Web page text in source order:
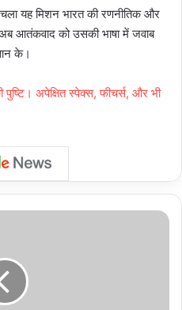
चला यह मिशन भारत की रणनीतिक और
आतंकवाद को उसकी भाषा में जवाब
के।
अपेक्षित स्पेक्स, फीचर्स, और भी